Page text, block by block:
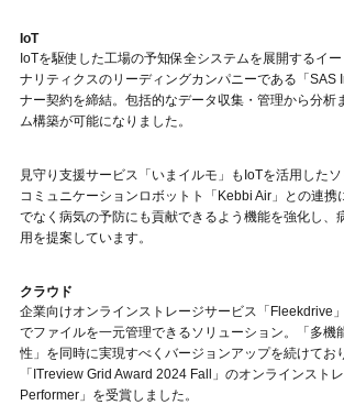
IoT
IoTを駆使した工場の予知保全システムを展開するイ
ナリティクスのリーディングカンパニーである「SAS
ナー契約を締結。包括的なデータ収集・管理から分析
ム構築が可能になりました。
見守り支援サービス「いまイルモ」もIoTを活用したソ
コミュニケーションロボットト「Kebbi Air」との連携
でなく病気の予防にも貢献できるよう機能を強化し、
用を提案しています。
クラウド
企業向けオンラインストレージサービス「 Fleekdrive
でファイルを一元管理できるソリューション。「多機
性」を同時に実現すべくバージョンアップを続けてお
「ITreview Grid Award 2024 Fall」のオンラインスト
Performer」を受賞しました。